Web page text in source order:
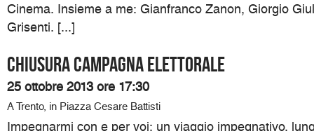
Cinema. Insieme a me: Gianfranco Zanon, Giorgio
Grisenti. [...]
Chiusura campagna elettorale
25 ottobre 2013 ore 17:30
A Trento, in Piazza Cesare Battisti
Impegnarmi con e per voi: un viaggio impegnativo,